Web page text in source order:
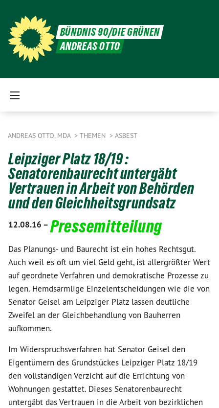
BÜNDNIS 90/DIE GRÜNEN
ANDREAS OTTO
ANDREAS OTTO, MDA THEMEN ASBEST
Leipziger Platz 18/19 :
Senatorenbaurecht untergäbt
Vertrauen in Arbeit von Behörden
und den Gleichheitsgrundsatz
12.08.16 – Pressemitteilung
Das Planungs- und Baurecht ist ein hohes Rechtsgut.
Auch weil es oft um viel Geld geht, ist allergrößter Wert
auf geordnete Verfahren und demokratische Prozesse zu
legen. Hemdsärmlige Einzelentscheidungen wie die von
Senator Geisel am Leipziger Platz lassen deutliche
Zweifel an der Gleichbehandlung von Bauherren
aufkommen.
Im Widerspruchsverfahren hat Senator Geisel den
Eigentümern des Grundstückes Leipziger Platz 18/19
den vollständigen Verzicht auf die Errichtung von
Wohnungen gestattet. Dieses Senatorenbaurecht
untergäbt das Vertrauen in die Arbeit von bezirklichen